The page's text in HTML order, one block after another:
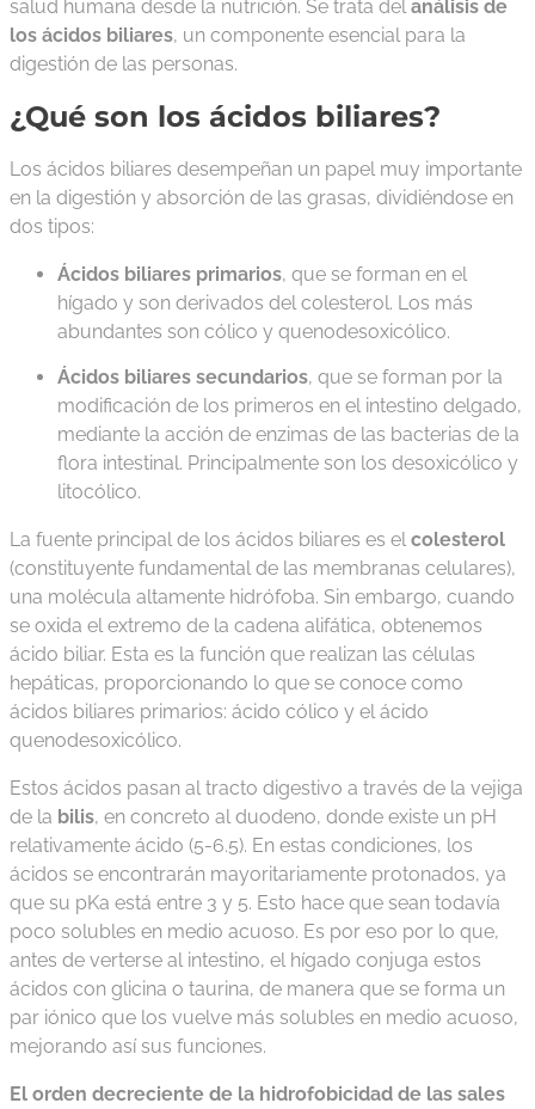
salud humana desde la nutrición. Se trata del análisis de
los ácidos biliares, un componente esencial para la
digestión de las personas.
¿Qué son los ácidos biliares?
Los ácidos biliares desempeñan un papel muy importante
en la digestión y absorción de las grasas, dividiéndose en
dos tipos:
Ácidos biliares primarios, que se forman en el
hígado y son derivados del colesterol. Los más
abundantes son cólico y quenodesoxicólico.
Ácidos biliares secundarios, que se forman por la
modificación de los primeros en el intestino delgado,
mediante la acción de enzimas de las bacterias de la
flora intestinal. Principalmente son los desoxicólico y
litocólico.
La fuente principal de los ácidos biliares es el colesterol
(constituyente fundamental de las membranas celulares),
una molécula altamente hidrófoba. Sin embargo, cuando
se oxida el extremo de la cadena alifática, obtenemos
ácido biliar. Esta es la función que realizan las células
hepáticas, proporcionando lo que se conoce como
ácidos biliares primarios: ácido cólico y el ácido
quenodesoxicólico.
Estos ácidos pasan al tracto digestivo a través de la vejiga
de la bilis, en concreto al duodeno, donde existe un pH
relativamente ácido (5-6.5). En estas condiciones, los
ácidos se encontrarán mayoritariamente protonados, ya
que su pKa está entre 3 y 5. Esto hace que sean todavía
poco solubles en medio acuoso. Es por eso por lo que,
antes de verterse al intestino, el hígado conjuga estos
ácidos con glicina o taurina, de manera que se forma un
par iónico que los vuelve más solubles en medio acuoso,
mejorando así sus funciones.
El orden decreciente de la hidrofobicidad de las sales